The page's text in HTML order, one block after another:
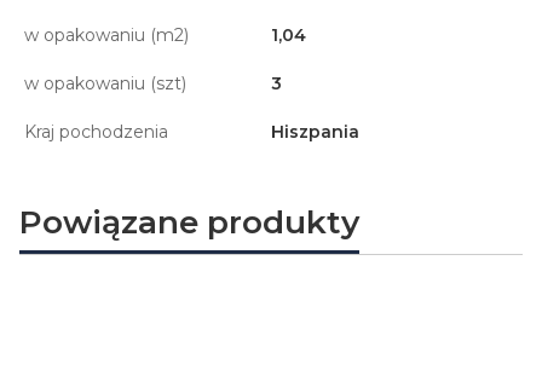
w opakowaniu (m2) 1,04
w opakowaniu (szt) 3
Kraj pochodzenia Hiszpania
Powiązane produkty